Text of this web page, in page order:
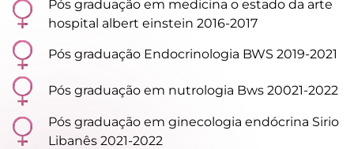
Pós graduação em medicina o estado da arte
hospital albert einstein 2016-2017
Pós graduação Endocrinologia BWS 2019-2021
Pós graduação em nutrologia Bws 20021-2022
Pós graduação em ginecologia endócrina Sirio
Libanês 2021-2022